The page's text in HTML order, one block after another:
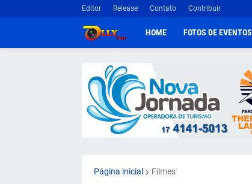
Editor Release Contato Contribuir
HOME FOTOS DE EVENTOS
Página inicial Filmes